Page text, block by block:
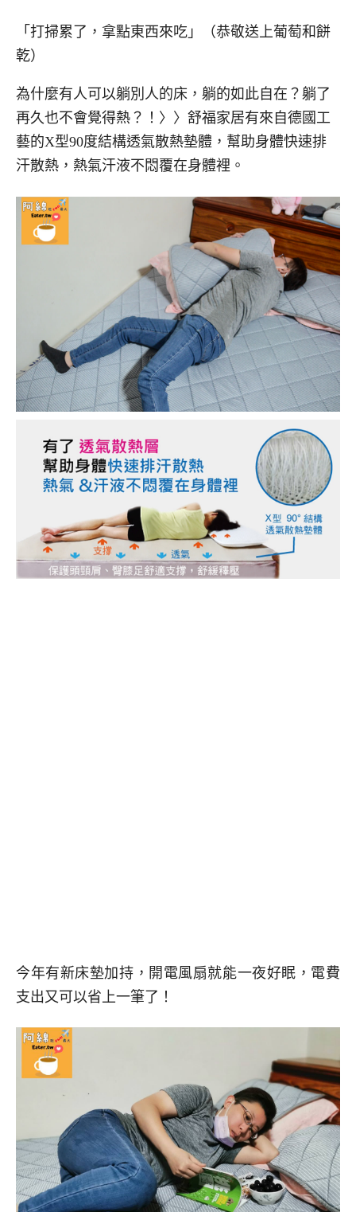
「打掃累了，拿點東西來吃」（恭敬送上葡萄和餅
乾）
為什麼有人可以躺別人的床，躺的如此自在？躺了
再久也不會覺得熱？！〉〉舒福家居有來自德國工
藝的X型90度結構透氣散熱墊體，幫助身體快速排
汗散熱，熱氣汗液不悶覆在身體裡。
今年有新床墊加持，開電風扇就能一夜好眠，電費
支出又可以省上一筆了！